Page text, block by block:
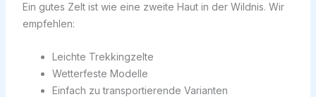
Ein gutes Zelt ist wie eine zweite Haut in der Wildnis. Wir
empfehlen:
Leichte Trekkingzelte
Wetterfeste Modelle
Einfach zu transportierende Varianten